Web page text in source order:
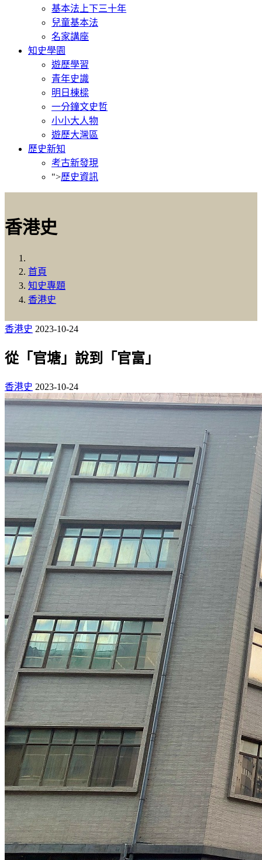
基本法上下三十年
兒童基本法
名家講座
知史學園
遊歷學習
青年史識
明日棟樑
一分鐘文史哲
小小大人物
遊歷大灣區
歷史新知
考古新發現
">歷史資訊
香港史
首頁
知史專題
香港史
香港史 2023-10-24
從「官塘」說到「官富」
香港史 2023-10-24